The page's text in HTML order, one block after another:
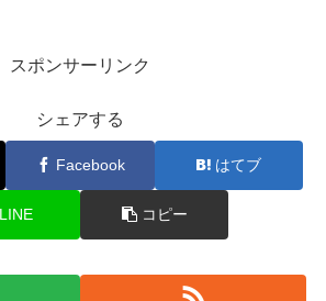
スポンサーリンク
シェアする
Facebook はてブ
LINE コピー